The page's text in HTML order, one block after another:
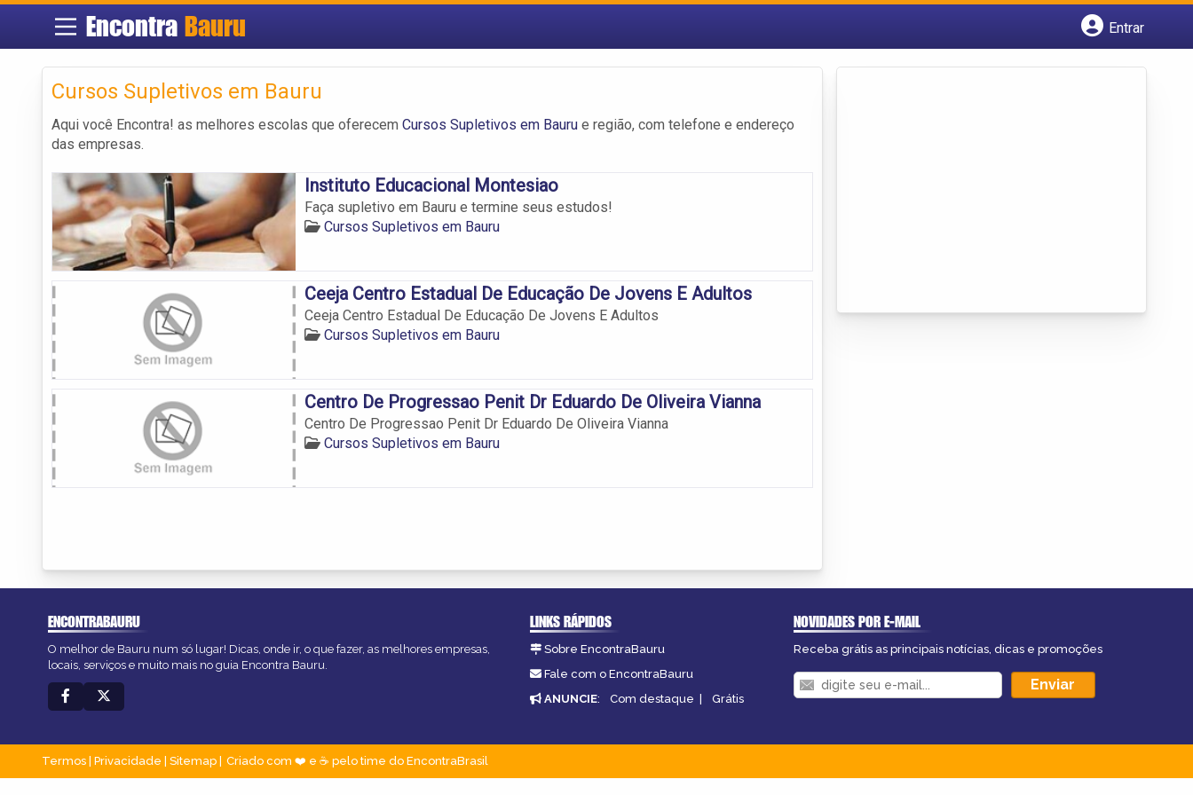
EncontraBauru
Entrar
Cursos Supletivos em Bauru
Aqui você Encontra! as melhores escolas que oferecem Cursos Supletivos em Bauru e região, com telefone e endereço
das empresas.
Instituto Educacional Montesiao
Faça supletivo em Bauru e termine seus estudos!
Cursos Supletivos em Bauru
Ceeja Centro Estadual De Educação De Jovens E Adultos
Ceeja Centro Estadual De Educação De Jovens E Adultos
Cursos Supletivos em Bauru
Centro De Progressao Penit Dr Eduardo De Oliveira Vianna
Centro De Progressao Penit Dr Eduardo De Oliveira Vianna
Cursos Supletivos em Bauru
ENCONTRABAURU
O melhor de Bauru num só lugar! Dicas, onde ir, o que fazer, as melhores empresas,
locais, serviços e muito mais no guia Encontra Bauru.
LINKS RÁPIDOS
Sobre EncontraBauru
Fale com o EncontraBauru
ANUNCIE: Com destaque | Grátis
NOVIDADES POR E-MAIL
Receba grátis as principais notícias, dicas e promoções
Termos Privacidade Sitemap Criado com ❤️ e ☕ pelo time do EncontraBrasil